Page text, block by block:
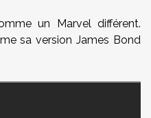
un Marvel différent.
sa version James Bond